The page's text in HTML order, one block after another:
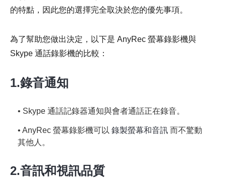
的特點，因此您的選擇完全取決於您的優先事項。
為了幫助您做出決定，以下是 AnyRec 螢幕錄影機與
Skype 通話錄影機的比較：
1.錄音通知
• Skype 通話記錄器通知與會者通話正在錄音。
• AnyRec 螢幕錄影機可以 錄製螢幕和音訊 而不驚動
其他人。
2.音訊和視訊品質